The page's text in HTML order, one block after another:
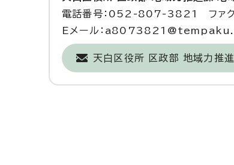
電話番号：052-807-3821 ファ
Eメール：
天白区役所 区政部 地域力推